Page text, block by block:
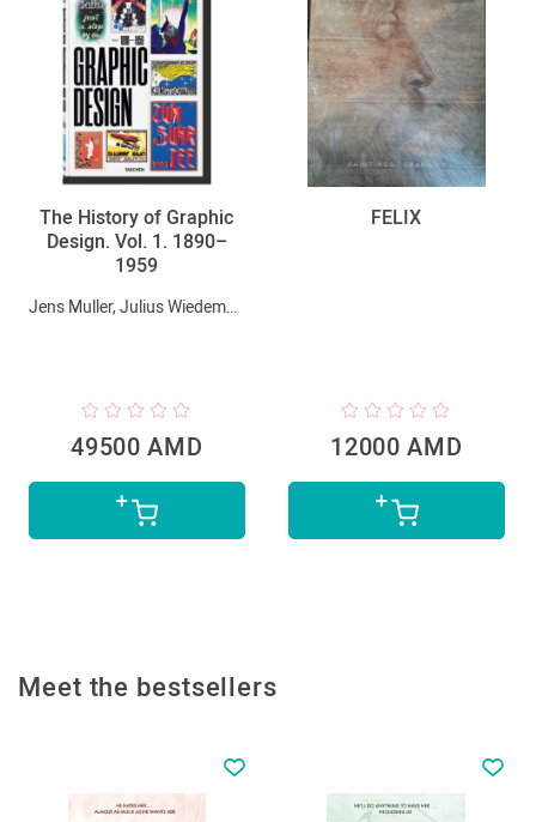
The History of Graphic
Design. Vol. 1. 1890–
1959
Jens Muller, Julius Wiedemann
49500 AMD
FELIX
12000 AMD
Meet the bestsellers